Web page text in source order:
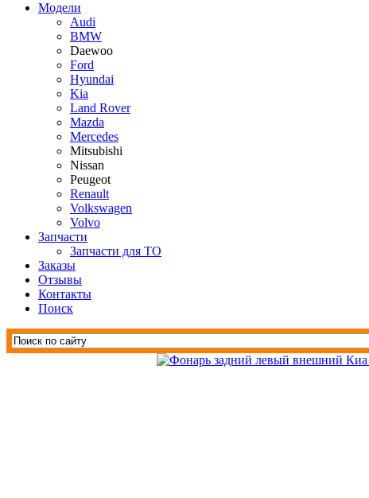
Модели
Audi
BMW
Daewoo
Ford
Hyundai
Kia
Land Rover
Mazda
Mercedes
Mitsubishi
Nissan
Peugeot
Renault
Volkswagen
Volvo
Запчасти
Запчасти для ТО
Заказы
Отзывы
Контакты
Поиск